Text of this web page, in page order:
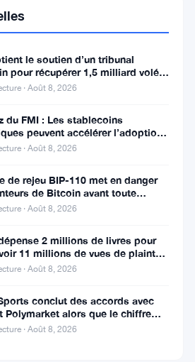
le soutien d’un tribunal
pour récupérer 1,5 milliard volés
· Août 8, 2026
du FMI : Les stablecoins
peuvent accélérer l’adoption
numérique
· Août 8, 2026
de rejeu BIP-110 met en danger
de Bitcoin avant toute
de chaîne
· Août 8, 2026
2 millions de livres pour
11 millions de vues de plaintes
· Août 8, 2026
conclut des accords avec
Polymarket alors que le chiffre
du T2 atteint
· Août 8, 2026